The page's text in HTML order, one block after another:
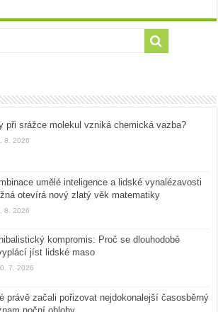
při srážce molekul vzniká chemická vazba?
8. 2026
umělé inteligence a lidské vynalézavosti
otevírá nový zlatý věk matematiky
8. 2026
kompromis: Proč se dlouhodobě
jíst lidské maso
7. 2026
právě začali pořizovat nejdokonalejší časosběrný